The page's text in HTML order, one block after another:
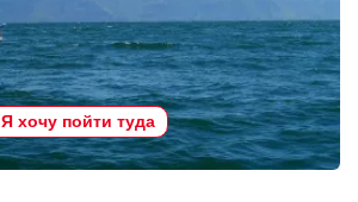
Я хочу пойти туда